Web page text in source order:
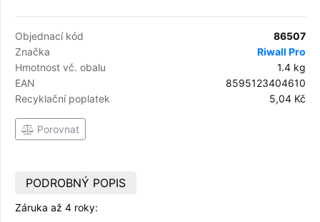
Objednací kód
86507
Značka
Riwall Pro
Hmotnost vč. obalu
1.4 kg
EAN
8595123404610
Recyklační poplatek
5,04 Kč
Porovnat
PODROBNÝ POPIS
Záruka až 4 roky: